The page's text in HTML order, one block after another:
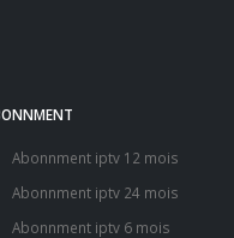
Abonnment iptv 12 mois
Abonnment iptv 24 mois
Abonnment iptv 6 mois